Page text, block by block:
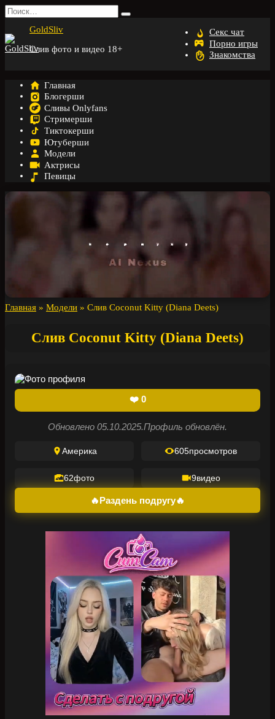
Перейти
к
содержанию
Search
for:
GoldSliv
Слив фото и видео 18+
Секс чат
Порно игры
Знакомства
Главная
Блогерши
Сливы Onlyfans
Стримерши
Тиктокерши
Ютуберши
Модели
Актрисы
Певицы
Главная » Модели » Слив Coconut Kitty (Diana Deets)
Слив Coconut Kitty (Diana Deets)
❤️ 0
Обновлено 05.10.2025.Профиль обновлён.
Америка 605просмотров
62фото 9видео
🔥Раздень подругу🔥